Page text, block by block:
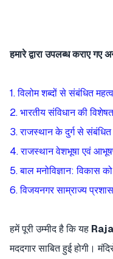
हमारे द्वारा उपलब्ध कराए
1. विलोम शब्दों से संबंधित
2. भारतीय संविधान की
3. राजस्थान के दुर्ग से संबंधित
4. राजस्थान वेशभूषा एवं
5. बाल मनोविज्ञान: विकास
6. विजयनगर साम्राज्य
हमें पूरी उम्मीद है कि यह
मददगार साबित हुई होगी।